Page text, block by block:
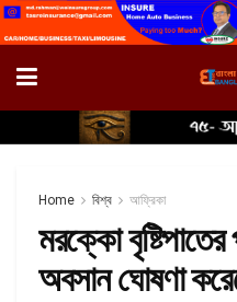
Home বিশ্ব আফ্রিকা
মরক্কো
অবসান ঘোষণা